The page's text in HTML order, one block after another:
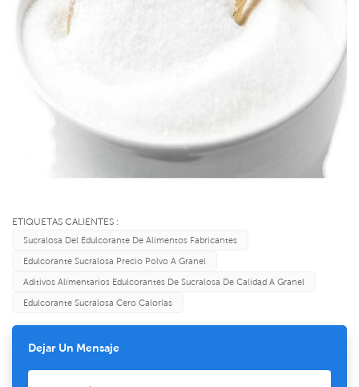
ETIQUETAS CALIENTES :
Sucralosa Del Edulcorante De Alimentos Fabricantes
Edulcorante Sucralosa Precio Polvo A Granel
Aditivos Alimentarios Edulcorantes De Sucralosa De Calidad A Granel
Edulcorante Sucralosa Cero Calorías
Dejar Un Mensaje